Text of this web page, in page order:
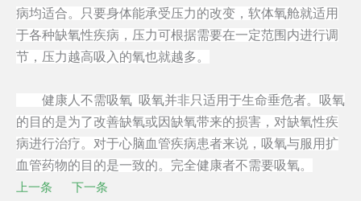
病均适合。只要身体能承受压力的改变，软体氧舱就适用
于各种缺氧性疾病，压力可根据需要在一定范围内进行调
节，压力越高吸入的氧也就越多。
健康人不需吸氧 吸氧并非只适用于生命垂危者。吸氧
的目的是为了改善缺氧或因缺氧带来的损害，对缺氧性疾
病进行治疗。对于心脑血管疾病患者来说，吸氧与服用扩
血管药物的目的是一致的。完全健康者不需要吸氧。
上一条
下一条